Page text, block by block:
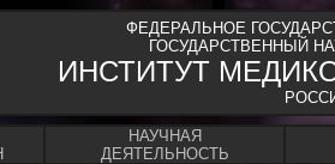
ФЕДЕРАЛЬНОЕ
ГОСУДАРСТВЕННЫЙ
ИНСТИТУТ
НАУЧНАЯ
ДЕЯТЕЛЬНОСТЬ